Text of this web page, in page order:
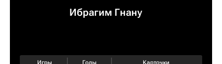
Ибрагим Гнану
Игры Голы Карточки